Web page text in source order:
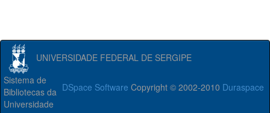
UNIVERSIDADE FEDERAL DE SERGIPE
DSpace Software Copyright © 2002-2010 Duraspace
Sistema de
Bibliotecas da
Universidade